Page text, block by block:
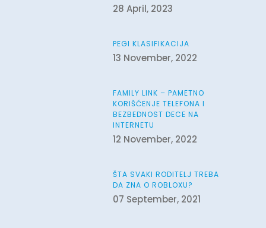
28 April, 2023
PEGI KLASIFIKACIJA
13 November, 2022
FAMILY LINK – PAMETNO
KORIŠĆENJE TELEFONA I
BEZBEDNOST DECE NA
INTERNETU
12 November, 2022
ŠTA SVAKI RODITELJ TREBA
DA ZNA O ROBLOXU?
07 September, 2021